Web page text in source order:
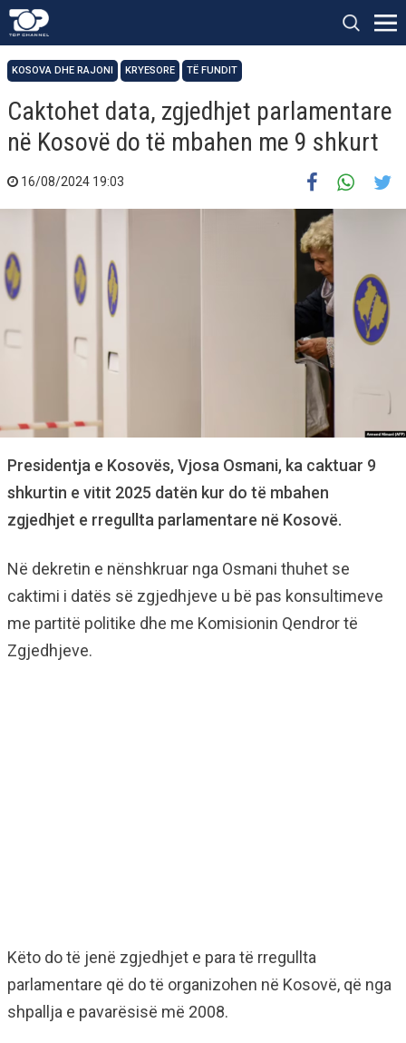
KOSOVA DHE RAJONI KRYESORE TË FUNDIT
Caktohet data, zgjedhjet parlamentare
në Kosovë do të mbahen me 9 shkurt
16/08/2024 19:03
Presidentja e Kosovës, Vjosa Osmani, ka caktuar 9
shkurtin e vitit 2025 datën kur do të mbahen
zgjedhjet e rregullta parlamentare në Kosovë.
Në dekretin e nënshkruar nga Osmani thuhet se
caktimi i datës së zgjedhjeve u bë pas konsultimeve
me partitë politike dhe me Komisionin Qendror të
Zgjedhjeve.
Këto do të jenë zgjedhjet e para të rregullta
parlamentare që do të organizohen në Kosovë, që nga
shpallja e pavarësisë më 2008.